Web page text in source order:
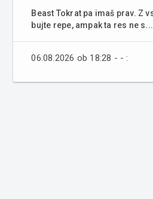
Beast Tokrat pa imaš prav. Z
bujte repe, ampak ta res ne s...
06.08.2026 ob 18:28 - - :